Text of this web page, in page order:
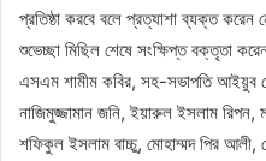
প্রতিষ্ঠা করবে বলে প্রত্যাশা ব্যক্ত করেন
শুভেচ্ছা মিছিল শেষে সংক্ষিপ্ত বক্তৃতা
এসএম শামীম কবির, সহ-সভাপতি
নাজিমুজ্জামান জনি, ইয়ারুল ইসলাম রিপন,
শফিকুল ইসলাম বাচ্চু, মোহাম্মদ পির